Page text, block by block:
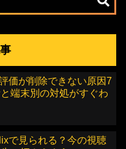
価が削除できない原因7
端末別の対処がすぐわ
で見られる？今の視聴